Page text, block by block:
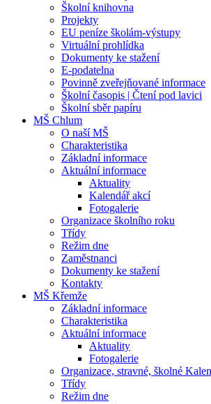
Školní knihovna
Projekty
EU peníze školám-výstupy
Virtuální prohlídka
Dokumenty ke stažení
E-podatelna
Povinně zveřejňované informace
Školní časopis | Čtení pod lavici
Školní sběr papíru
MŠ Chlum
O naší MŠ
Charakteristika
Základní informace
Aktuální informace
Aktuality
Kalendář akcí
Fotogalerie
Organizace školního roku
Třídy
Režim dne
Zaměstnanci
Dokumenty ke stažení
Kontakty
MŠ Křemže
Základní informace
Charakteristika
Aktuální informace
Aktuality
Fotogalerie
Organizace, stravné, školné
Třídy
Režim dne